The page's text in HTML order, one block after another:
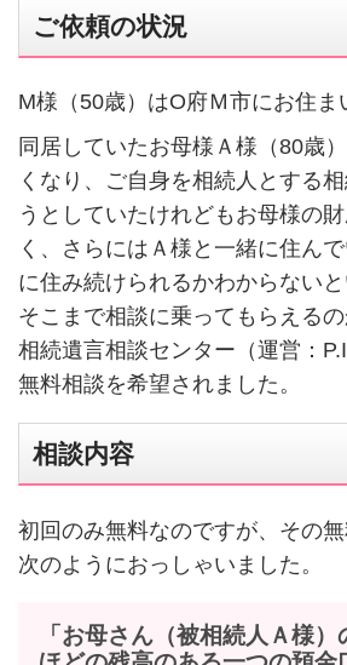
ご依頼の状況
M様（50歳）はO府Ｍ市にお住ま
同居していたお母様Ａ様（80歳
くなり、ご自身を相続人とする
うとしていたけれどもお母様の
く、さらにはＡ様と一緒に住ん
に住み続けられるかわからないと
そこまで相談に乗ってもらえる
相続遺言相談センター（運営：
無料相談を希望されました。
相談内容
初回のみ無料なのですが、その
次のようにおっしゃいました。
「お母さん（被相続人Ａ様